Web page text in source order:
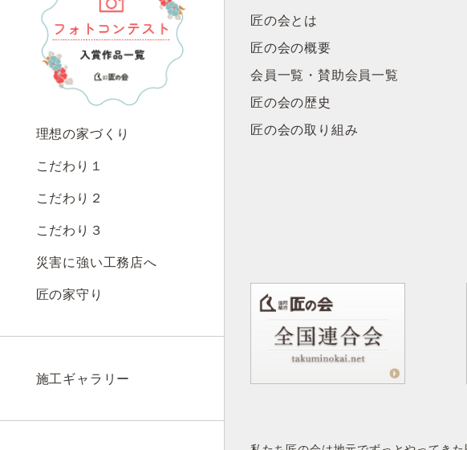
理想の家づくり
こだわり１
こだわり２
こだわり３
災害に強い工務店へ
匠の家守り
施工ギャラリー
匠の会とは
匠の会の概要
会員一覧・賛助会員一覧
匠の会の歴史
匠の会の取り組み